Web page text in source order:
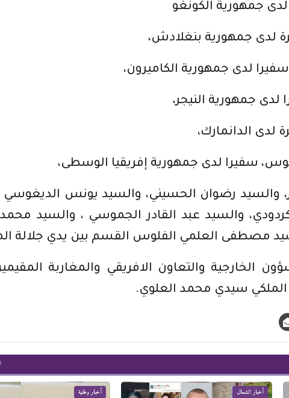
جمهورية الكونغو
لدى جمهورية بنغلادش،
لدى جمهورية الكاميرون،
لدى جمهورية النيجر،
لدى الدانمارك،
سفيرا لدى جمهورية إفريقيا الوسطى،
والسيد رضوان الحسيني، والسيد يونس الديغوسي
والسيد عبد القادر الجموسي ، والسيد محمد
مصطفى العلمي الفلوس القسم بين يدي جلالة
الخارجية والتعاون الافريقي والمغاربة
الملكي سيدي محمد العلوي.
أخبار الشمال أخبار وطنية